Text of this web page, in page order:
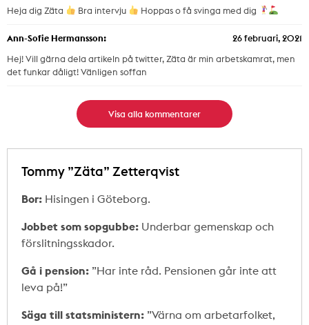
Heja dig Zäta
Bra intervju Hoppas o få svinga med dig
Ann-Sofie Hermansson:
26 februari, 2021
Hej! Vill gärna dela artikeln på twitter, Zäta är min arbetskamrat, men
det funkar dåligt! Vänligen soffan
Visa alla kommentarer
Tommy ”Zäta” Zetterqvist
Bor: Hisingen i Göteborg.
Jobbet som sopgubbe: Underbar gemenskap och
förslitningsskador.
Gå i pension: ”Har inte råd. Pensionen går inte att
leva på!”
Säga till statsministern: ”Värna om arbetarfolket,